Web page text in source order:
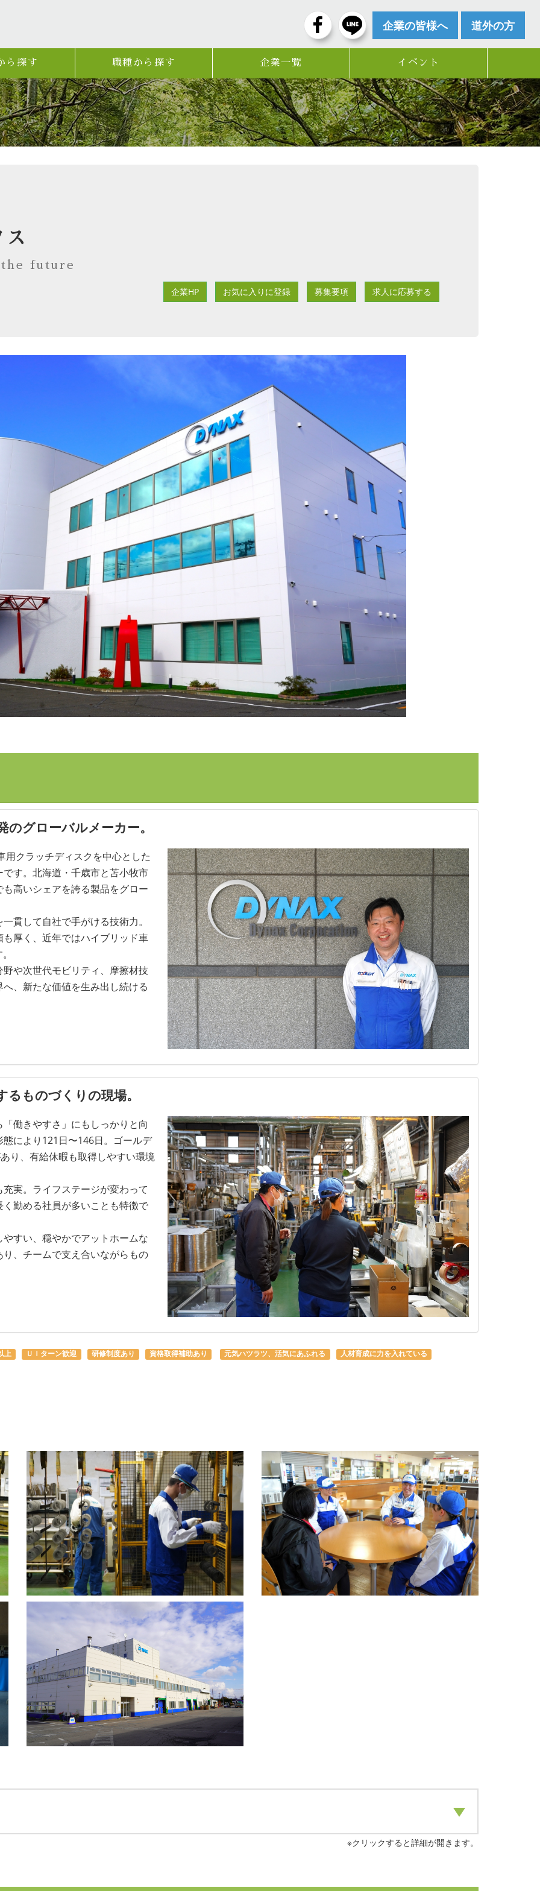
企業の皆様へ 道外の方
ら探す 職種から探す 企業一覧 イベント
ス
the future
企業HP お気に入りに登録 募集要項 求人に応募する
グローバルメーカー。
クラッチディスクを中心とした
す。北海道・千歳市と苫小牧市
高いシェアを誇る製品をグロー
して自社で手がける技術力。
厚く、近年ではハイブリッド車
や次世代モビリティ、摩擦材技
、新たな価値を生み出し続ける
ものづくりの現場。
働きやすさ」にもしっかりと向
により121日〜146日。ゴールデ
り、有給休暇も取得しやすい環境
実。ライフステージが変わって
勤める社員が多いことも特徴で
すい、穏やかでアットホームな
、チームで支え合いながらもの
上 ＵＩターン歓迎 研修制度あり 資格取得補助あり 元気ハツラツ、活気にあふれる 人材育成に力を入れている
※クリックすると詳細が開きます。